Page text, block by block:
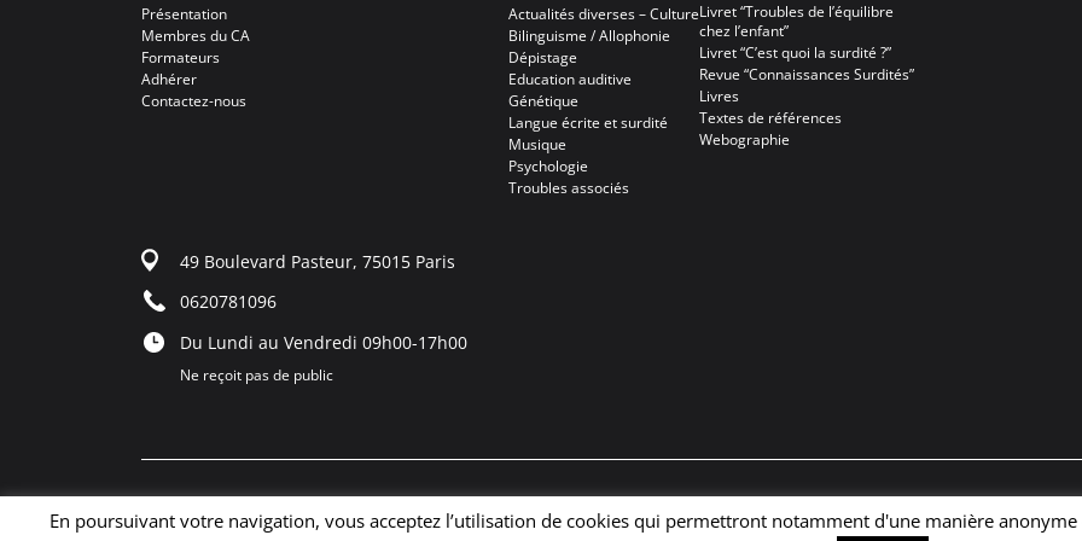
Présentation
Membres du CA
Formateurs
Adhérer
Contactez-nous
Actualités diverses – Culture
Bilinguisme / Allophonie
Dépistage
Education auditive
Génétique
Langue écrite et surdité
Musique
Psychologie
Troubles associés
Livret “Troubles de l’équilibre
chez l’enfant”
Livret “C’est quoi la surdité ?”
Revue “Connaissances Surdités”
Livres
Textes de références
Webographie
49 Boulevard Pasteur, 75015 Paris
0620781096
Du Lundi au Vendredi 09h00-17h00
Ne reçoit pas de public
Copyright 2024
En poursuivant votre navigation, vous acceptez l’utilisation de cookies qui permettront notamment d'une manière